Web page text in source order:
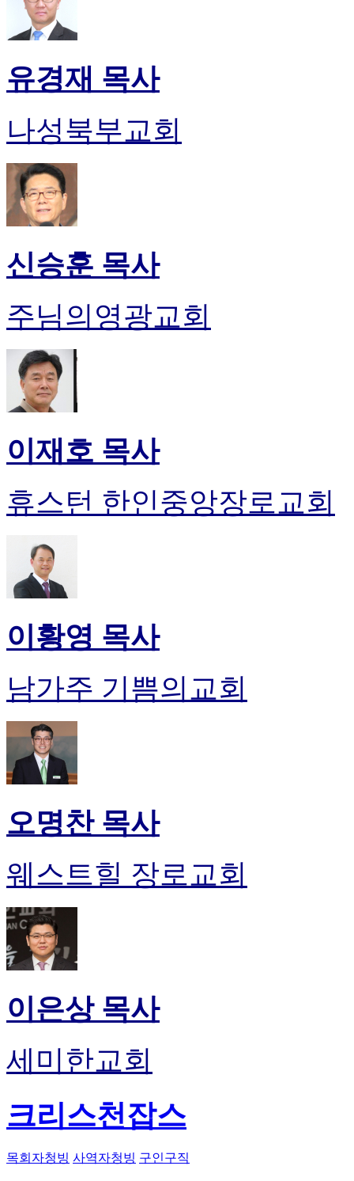
유경재 목사
나성북부교회
신승훈 목사
주님의영광교회
이재호 목사
휴스턴 한인중앙장로교회
이황영 목사
남가주 기쁨의교회
오명찬 목사
웨스트힐 장로교회
이은상 목사
세미한교회
크리스천잡스
목회자청빙 사역자청빙 구인구직